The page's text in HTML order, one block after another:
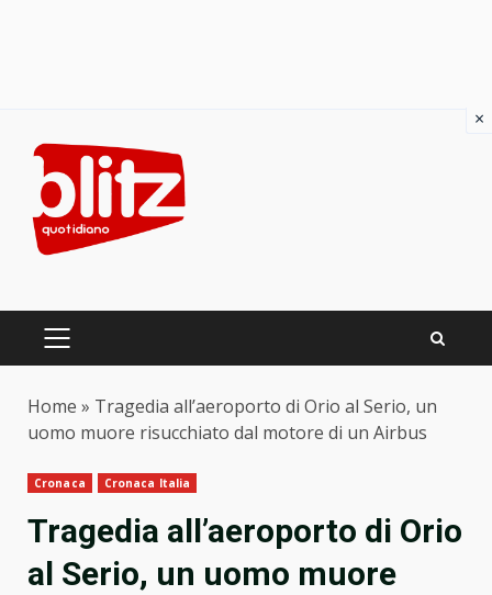
content
PRIMARY
Home » Tragedia all’aeroporto di Orio al Serio, un
uomo muore risucchiato dal motore di un Airbus
Cronaca Cronaca Italia
Tragedia all’aeroporto di Orio
al Serio, un uomo muore
×